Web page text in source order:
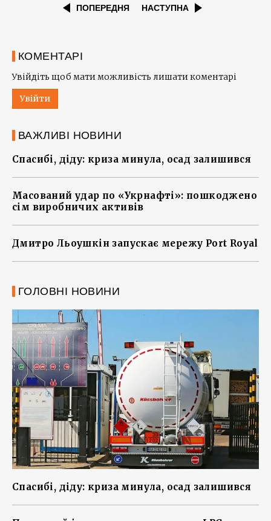
ПОПЕРЕДНЯ НАСТУПНА
КОМЕНТАРІ
Увійдіть щоб мати можливість лишати коментарі
Увійти
ВАЖЛИВІ НОВИНИ
Спасибі, діду: криза минула, осад залишився
Масований удар по «Укрнафті»: пошкоджено
сім виробничих активів
Дмитро Льоушкін запускає мережу Port Royal
ГОЛОВНІ НОВИНИ
Спасибі, діду: криза минула, осад залишився